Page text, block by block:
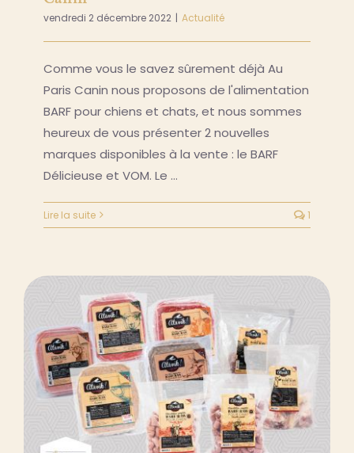
vendredi 2 décembre 2022 | Actualité
Comme vous le savez sûrement déjà Au
Paris Canin nous proposons de l'alimentation
BARF pour chiens et chats, et nous sommes
heureux de vous présenter 2 nouvelles
marques disponibles à la vente : le BARF
Délicieuse et VOM. Le …
Lire la suite 1